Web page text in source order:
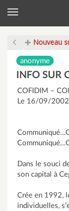
Menu
Nouveau
anonyme
INFO SUR
COFIDIM –
Le 16/09/2002
Dans le souci
son capital à
Crée en 1992,
individuelles,